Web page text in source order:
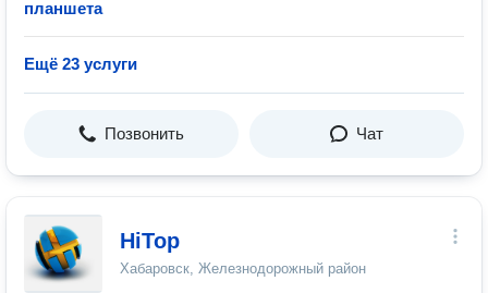
планшета
Ещё 23 услуги
Позвонить Чат
HiTop
Хабаровск, Железнодорожный район